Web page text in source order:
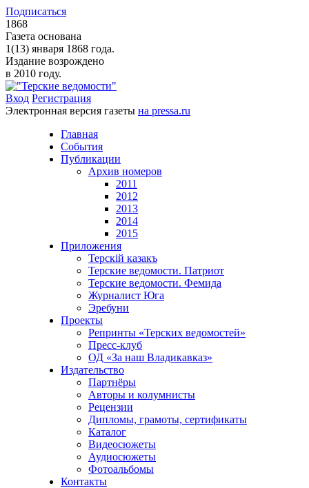
Подписаться
1868
Газета основана
1(13) января 1868 года.
Издание возрождено
в 2010 году.
Вход Регистрация
Электронная версия газеты на pressa.ru
Главная
События
Публикации
Архив номеров
2011
2012
2013
2014
2015
Приложения
Терскiй казакъ
Терские ведомости. Патриот
Терские ведомости. Фемида
Журналист Юга
Эребуни
Проекты
Репринты «Терских ведомостей»
Пресс-клуб
ОД «За наш Владикавказ»
Издательство
Партнёры
Авторы и колумнисты
Рецензии
Дипломы, грамоты, сертификаты
Каталог
Видеосюжеты
Аудиосюжеты
Фотоальбомы
Контакты